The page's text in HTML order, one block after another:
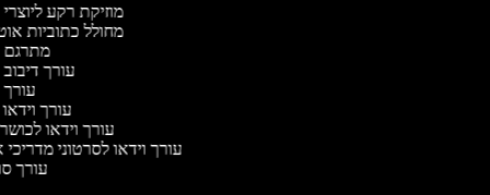
מוזיקת רקע
מחולל כתוביות
מתרגם
עורך
עורך
עורך וידאו
עורך וידאו לסרטוני
עורך